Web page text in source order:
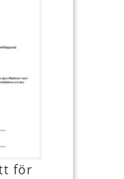
för